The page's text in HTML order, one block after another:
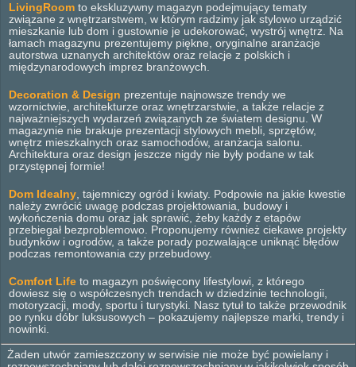
LivingRoom to ekskluzywny magazyn podejmujący tematy
związane z wnętrzarstwem, w którym radzimy jak stylowo urządzić
mieszkanie lub dom i gustownie je udekorować, wystrój wnętrz. Na
łamach magazynu prezentujemy piękne, oryginalne aranżacje
autorstwa uznanych architektów oraz relacje z polskich i
międzynarodowych imprez branżowych.
Decoration & Design prezentuje najnowsze trendy we
wzornictwie, architekturze oraz wnętrzarstwie, a także relacje z
najważniejszych wydarzeń związanych ze światem designu. W
magazynie nie brakuje prezentacji stylowych mebli, sprzętów,
wnętrz mieszkalnych oraz samochodów, aranżacja salonu.
Architektura oraz design jeszcze nigdy nie były podane w tak
przystępnej formie!
Dom Idealny, tajemniczy ogród i kwiaty. Podpowie na jakie kwestie
należy zwrócić uwagę podczas projektowania, budowy i
wykończenia domu oraz jak sprawić, żeby każdy z etapów
przebiegał bezproblemowo. Proponujemy również ciekawe projekty
budynków i ogrodów, a także porady pozwalające uniknąć błędów
podczas remontowania czy przebudowy.
Comfort Life to magazyn poświęcony lifestylowi, z którego
dowiesz się o współczesnych trendach w dziedzinie technologii,
motoryzacji, mody, sportu i turystyki. Nasz tytuł to także przewodnik
po rynku dóbr luksusowych – pokazujemy najlepsze marki, trendy i
nowinki.
Żaden utwór zamieszczony w serwisie nie może być powielany i